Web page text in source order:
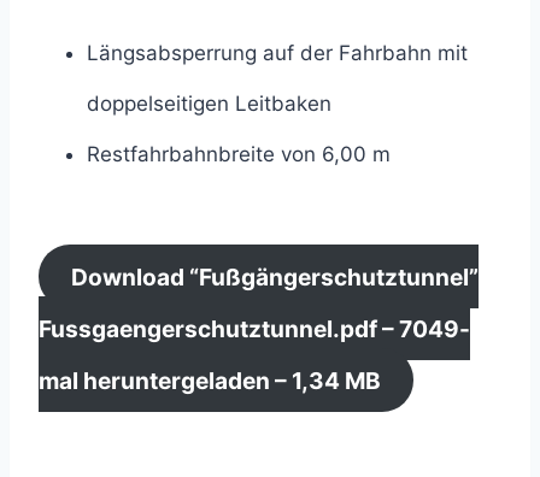
Längsabsperrung auf der Fahrbahn mit
doppelseitigen Leitbaken
Restfahrbahnbreite von 6,00 m
Download “Fußgängerschutztunnel”
Fussgaengerschutztunnel.pdf – 7049-
mal heruntergeladen – 1,34 MB